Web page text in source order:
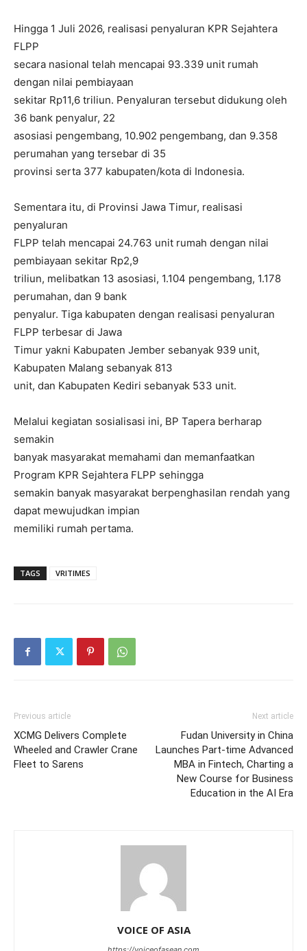
Hingga 1 Juli 2026, realisasi penyaluran KPR Sejahtera
FLPP
secara nasional telah mencapai 93.339 unit rumah
dengan nilai pembiayaan
sekitar Rp11,6 triliun. Penyaluran tersebut didukung oleh
36 bank penyalur, 22
asosiasi pengembang, 10.902 pengembang, dan 9.358
perumahan yang tersebar di 35
provinsi serta 377 kabupaten/kota di Indonesia.
Sementara itu, di Provinsi Jawa Timur, realisasi
penyaluran
FLPP telah mencapai 24.763 unit rumah dengan nilai
pembiayaan sekitar Rp2,9
triliun, melibatkan 13 asosiasi, 1.104 pengembang, 1.178
perumahan, dan 9 bank
penyalur. Tiga kabupaten dengan realisasi penyaluran
FLPP terbesar di Jawa
Timur yakni Kabupaten Jember sebanyak 939 unit,
Kabupaten Malang sebanyak 813
unit, dan Kabupaten Kediri sebanyak 533 unit.
Melalui kegiatan sosialisasi ini, BP Tapera berharap
semakin
banyak masyarakat memahami dan memanfaatkan
Program KPR Sejahtera FLPP sehingga
semakin banyak masyarakat berpenghasilan rendah yang
dapat mewujudkan impian
memiliki rumah pertama.
TAGS VRITIMES
Previous article
XCMG Delivers Complete
Wheeled and Crawler Crane
Fleet to Sarens
Next article
Fudan University in China
Launches Part-time Advanced
MBA in Fintech, Charting a
New Course for Business
Education in the AI Era
VOICE OF ASIA